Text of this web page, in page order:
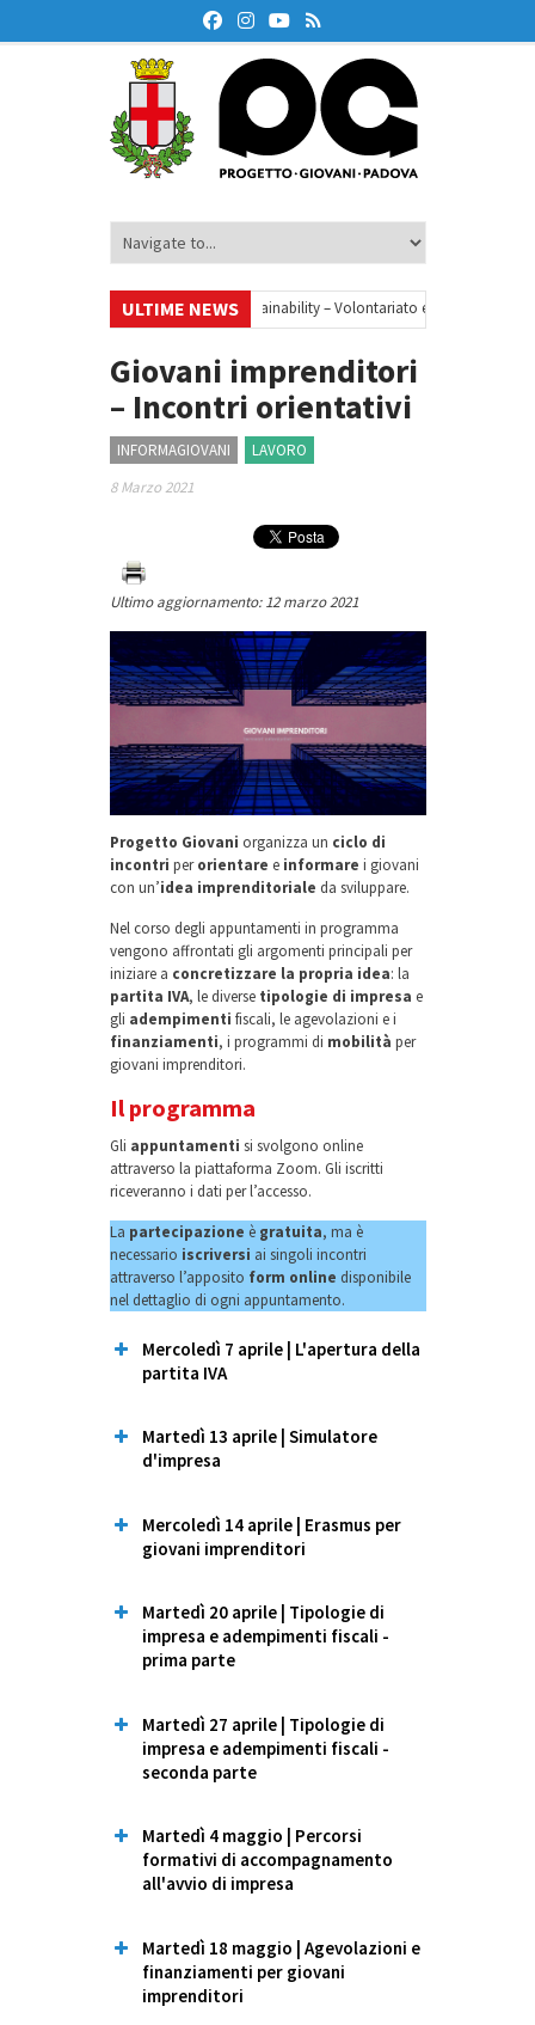
ULTIME NEWS
Your small steps towards sustainability – Volontariato europeo a Padova
• Oxford Debate Lab – Borse di studio 2026/27
Giovani imprenditori
– Incontri orientativi
INFORMAGIOVANI
LAVORO
8 Marzo 2021
Ultimo aggiornamento: 12 marzo 2021
Progetto Giovani organizza un ciclo di
incontri perorientare e informare i giovani
con un’idea imprenditoriale da sviluppare.
Nel corso degli appuntamenti in programma
vengono affrontati gli argomenti principali per
iniziare a concretizzare la propria idea: la
partita IVA, le diverse tipologie di impresa e
gli adempimenti fiscali, le agevolazioni e i
finanziamenti, i programmi di mobilità per
giovani imprenditori.
Il programma
Gli appuntamenti si svolgono online
attraverso la piattaforma Zoom. Gli iscritti
riceveranno i dati per l’accesso.
La partecipazione è gratuita, ma è
necessario iscriversi ai singoli incontri
attraverso l’apposito form online disponibile
nel dettaglio di ogni appuntamento.
Mercoledì 7 aprile | L'apertura della
partita IVA
Martedì 13 aprile | Simulatore
d'impresa
Registrati all’incontro
Mercoledì 14 aprile | Erasmus per
giovani imprenditori
Martedì 20 aprile | Tipologie di
impresa e adempimenti fiscali -
prima parte
Martedì 27 aprile | Tipologie di
impresa e adempimenti fiscali -
seconda parte
Martedì 4 maggio | Percorsi
formativi di accompagnamento
all'avvio di impresa
Martedì 18 maggio | Agevolazioni e
finanziamenti per giovani
imprenditori